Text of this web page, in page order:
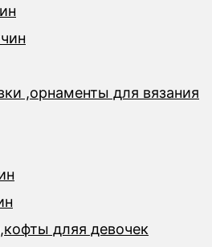
,орнаменты для вязания
дляя девочек